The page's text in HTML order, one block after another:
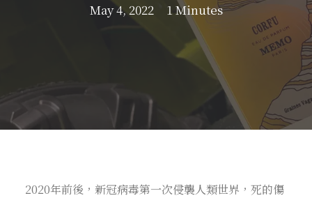
May 4, 2022 1 Minutes
2020年前後，新冠病毒第一次侵襲人類世界，死的傷